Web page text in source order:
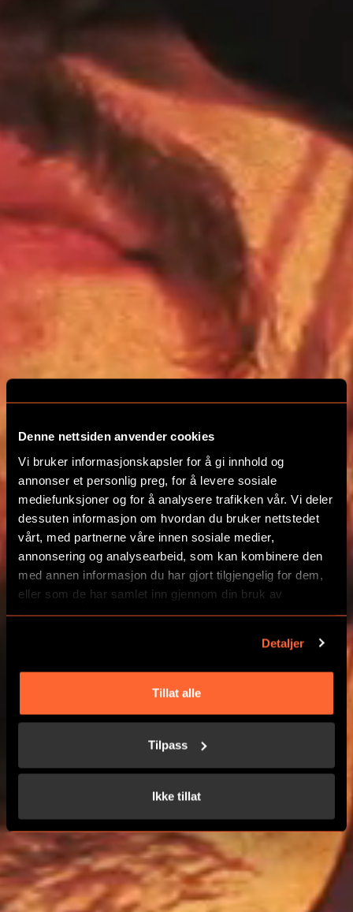
Denne nettsiden anvender cookies
Vi bruker informasjonskapsler for å gi innhold og
annonser et personlig preg, for å levere sosiale
mediefunksjoner og for å analysere trafikken vår. Vi deler
dessuten informasjon om hvordan du bruker nettstedet
vårt, med partnerne våre innen sosiale medier,
annonsering og analysearbeid, som kan kombinere den
med annen informasjon du har gjort tilgjengelig for dem,
eller som de har samlet inn gjennom din bruk av
tjenestene deres.
Detaljer
Tillat alle
Tilpass
Ikke tillat
EVENTYRET STARTER
HER
ESCAPE HUNT NORGE
VELG DITT EVENTYR